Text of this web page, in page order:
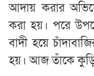
আদায় করার
করা হয়। পরে
বাদী হয়ে
হয়। আজ তাঁকে